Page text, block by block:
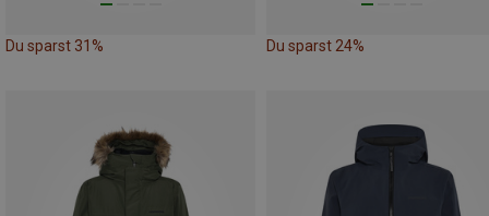
Du sparst 31% Du sparst 24%